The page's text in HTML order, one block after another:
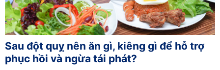
Sau đột quỵ nên ăn gì, kiêng gì để hỗ trợ
phục hồi và ngừa tái phát?